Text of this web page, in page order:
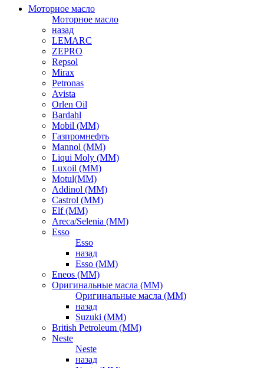
Моторное масло
Моторное масло
назад
LEMARC
ZEPRO
Repsol
Mirax
Petronas
Avista
Orlen Oil
Bardahl
Mobil (ММ)
Газпромнефть
Mannol (ММ)
Liqui Moly (ММ)
Luxoil (ММ)
Motul(ММ)
Addinol (ММ)
Castrol (ММ)
Elf (ММ)
Areca/Selenia (ММ)
Esso
Esso
назад
Esso (ММ)
Eneos (ММ)
Оригинальные масла (ММ)
Оригинальные масла (ММ)
назад
Suzuki (ММ)
British Petroleum (ММ)
Neste
Neste
назад